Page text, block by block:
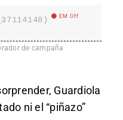
EM Off
de campaña
Guardiola
ni el “piñazo”